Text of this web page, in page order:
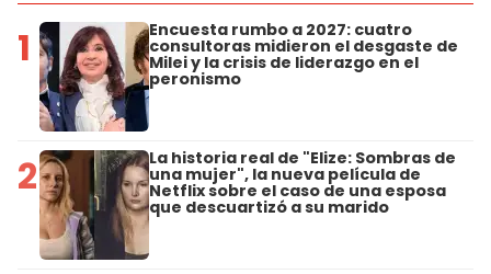
1 Encuesta rumbo a 2027: cuatro
consultoras midieron el desgaste de
Milei y la crisis de liderazgo en el
peronismo
2 La historia real de "Elize: Sombras de
una mujer", la nueva película de
Netflix sobre el caso de una esposa
que descuartizó a su marido